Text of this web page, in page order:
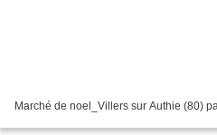
Marché de noel_Villers sur Authie (80)